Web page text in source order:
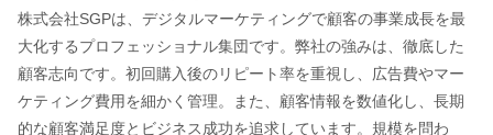
株式会社SGPは、デジタルマーケティングで顧客の事業成長を最
大化するプロフェッショナル集団です。弊社の強みは、徹底した
顧客志向です。初回購入後のリピート率を重視し、広告費やマー
ケティング費用を細かく管理。また、顧客情報を数値化し、長期
的な顧客満足度とビジネス成功を追求しています。規模を問わ